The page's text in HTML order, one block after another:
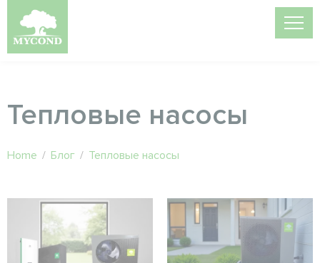
Тепловые насосы
Home / Блог / Тепловые насосы